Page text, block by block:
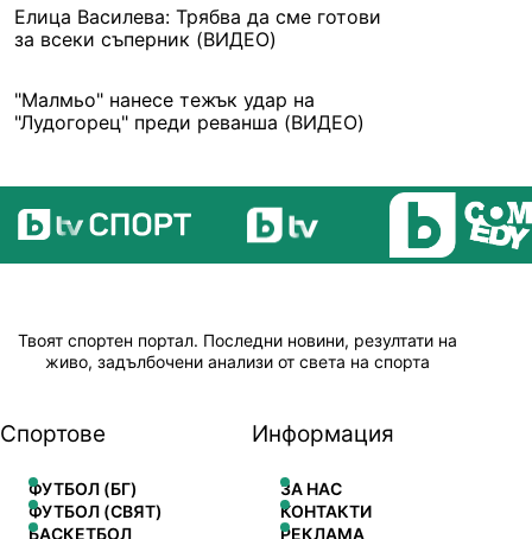
Елица Василева: Трябва да сме готови
за всеки съперник (ВИДЕО)
"Малмьо" нанесе тежък удар на
"Лудогорец" преди реванша (ВИДЕО)
Твоят спортен портал. Последни новини, резултати на
живо, задълбочени анализи от света на спорта
Спортове
ФУТБОЛ (БГ)
ФУТБОЛ (СВЯТ)
БАСКЕТБОЛ
Информация
ЗА НАС
КОНТАКТИ
РЕКЛАМА